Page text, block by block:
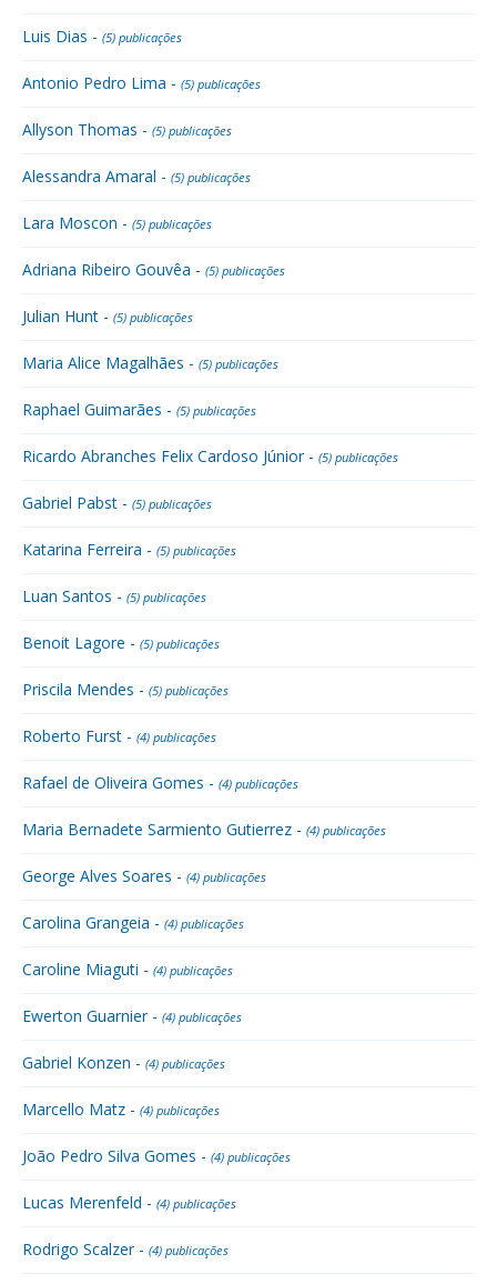
Luis Dias - (5) publicações
Antonio Pedro Lima - (5) publicações
Allyson Thomas - (5) publicações
Alessandra Amaral - (5) publicações
Lara Moscon - (5) publicações
Adriana Ribeiro Gouvêa - (5) publicações
Julian Hunt - (5) publicações
Maria Alice Magalhães - (5) publicações
Raphael Guimarães - (5) publicações
Ricardo Abranches Felix Cardoso Júnior - (5) publicações
Gabriel Pabst - (5) publicações
Katarina Ferreira - (5) publicações
Luan Santos - (5) publicações
Benoit Lagore - (5) publicações
Priscila Mendes - (5) publicações
Roberto Furst - (4) publicações
Rafael de Oliveira Gomes - (4) publicações
Maria Bernadete Sarmiento Gutierrez - (4) publicações
George Alves Soares - (4) publicações
Carolina Grangeia - (4) publicações
Caroline Miaguti - (4) publicações
Ewerton Guarnier - (4) publicações
Gabriel Konzen - (4) publicações
Marcello Matz - (4) publicações
João Pedro Silva Gomes - (4) publicações
Lucas Merenfeld - (4) publicações
Rodrigo Scalzer - (4) publicações